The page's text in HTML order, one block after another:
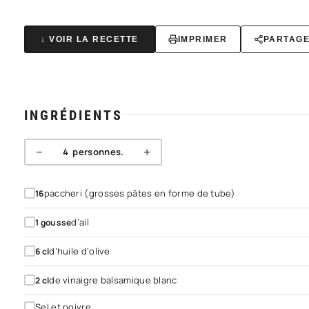
↓ VOIR LA RECETTE IMPRIMER
INGRÉDIENTS
− 4personnes. +
16paccheri (grosses pâtes en forme de tube)
1 goussed’ail
6cld’huile d’olive
2clde vinaigre balsamique blanc